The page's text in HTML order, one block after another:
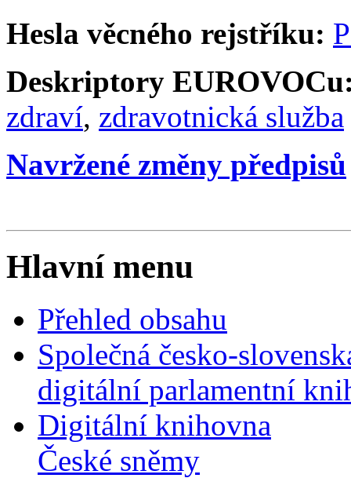
Hesla věcného rejstříku:
Deskriptory
zdraví, zdravotnická služba
Navržené změny předpisů
Hlavní menu
Přehled obsahu
Společná česko-
digitální parlamentní
Digitální knihovna
České sněmy